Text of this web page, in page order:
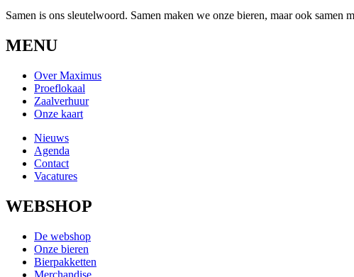
Samen is ons sleutelwoord. Samen maken we onze bieren, maar ook
MENU
Over Maximus
Proeflokaal
Zaalverhuur
Onze kaart
Nieuws
Agenda
Contact
Vacatures
WEBSHOP
De webshop
Onze bieren
Bierpakketten
Merchandise